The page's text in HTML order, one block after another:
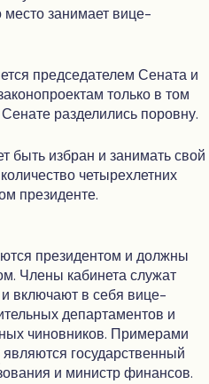
место занимает вице-
председателем Сената и
только в том
разделились поровну.
быть избран и занимать свой
четырехлетних
президенте.
президентом и должны
Члены кабинета служат
включают в себя вице-
департаментов и
чиновников. Примерами
являются государственный
и министр финансов.